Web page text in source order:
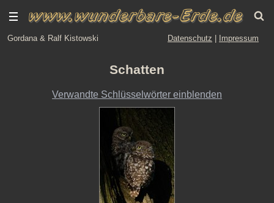
Gordana & Ralf Kistowski Datenschutz Impressum
Schatten
Verwandte Schlüsselwörter einblenden